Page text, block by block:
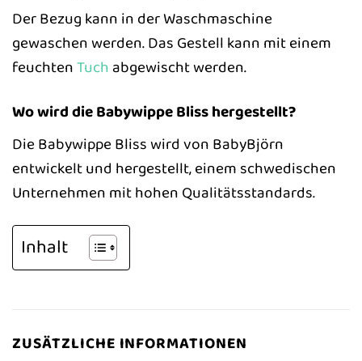
Der Bezug kann in der Waschmaschine
gewaschen werden. Das Gestell kann mit einem
feuchtenTuchabgewischt werden.
Wo wird die Babywippe Bliss hergestellt?
Die Babywippe Bliss wird von BabyBjörn
entwickelt und hergestellt, einem schwedischen
Unternehmen mit hohen Qualitätsstandards.
Inhalt
ZUSÄTZLICHE INFORMATIONEN